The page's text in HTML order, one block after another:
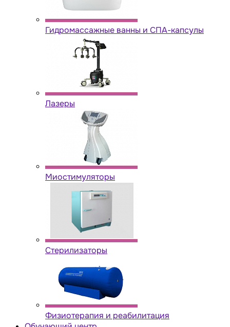
Гидромассажные ванны и СПА-капсулы
Лазеры
Миостимуляторы
Стерилизаторы
Физиотерапия и реабилитация